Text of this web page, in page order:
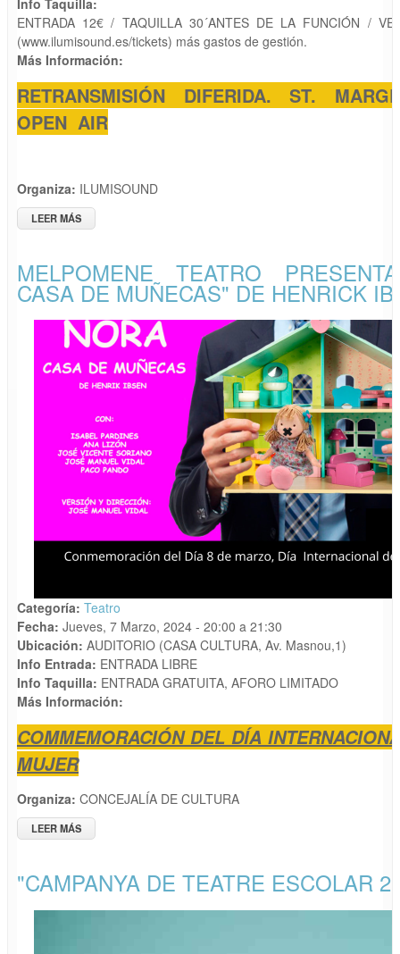
Info Taquilla:
ENTRADA 12€ / TAQUILLA 30´ANTES DE LA FUNCIÓN /
(www.ilumisound.es/tickets) más gastos de gestión.
Más Información:
RETRANSMISIÓN DIFERIDA. ST.
OPEN AIR
Organiza: ILUMISOUND
LEER MÁS
MELPOMENE TEATRO
CASA DE MUÑECAS" DE HENRICK
Categoría: Teatro
Fecha: Jueves, 7 Marzo, 2024 - 20:00 a 21:30
Ubicación: AUDITORIO (CASA CULTURA, Av. Masnou,1)
Info Entrada: ENTRADA LIBRE
Info Taquilla: ENTRADA GRATUITA, AFORO LIMITADO
Más Información:
COMMEMORACIÓN DEL DÍA
MUJER
Organiza: CONCEJALÍA DE CULTURA
LEER MÁS
MUÑECAS" DE HENRICK IBSEN
"CAMPANYA DE TEATRE ESCOLAR